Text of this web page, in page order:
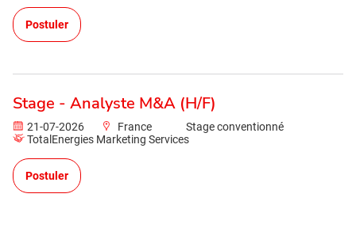
Postuler
Stage - Analyste M&A (H/F)
21-07-2026 France
Stage conventionné
TotalEnergies Marketing Services
Postuler